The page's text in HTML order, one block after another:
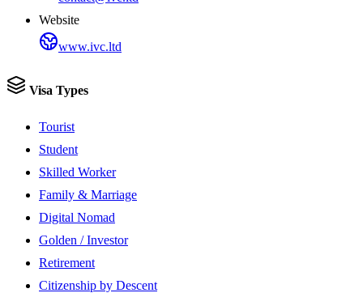
Website
www.ivc.ltd
Visa Types
Tourist
Student
Skilled Worker
Family & Marriage
Digital Nomad
Golden / Investor
Retirement
Citizenship by Descent